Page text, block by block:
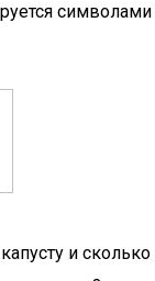
символами
и сколько